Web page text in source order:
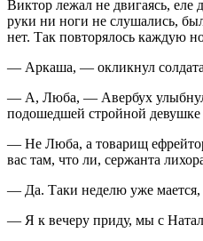
Виктор лежал не двигаясь, еле
руки ни ноги не слушались,
нет. Так повторялось каждую
— Аркаша, — окликнул
— А, Люба, — Авербух
подошедшей стройной
— Не Люба, а товарищ
вас там, что ли, сержанта
— Да. Таки неделю уже мается,
— Я к вечеру приду, мы с